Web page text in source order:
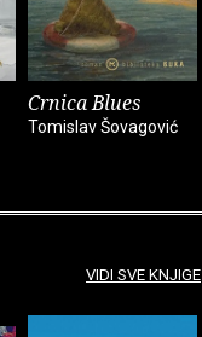
Crnica Blues
Tomislav Šovagović
VIDI SVE KNJIGE